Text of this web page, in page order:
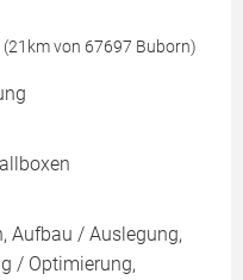
von 67697 Buborn)
Aufbau / Auslegung,
/ Optimierung,